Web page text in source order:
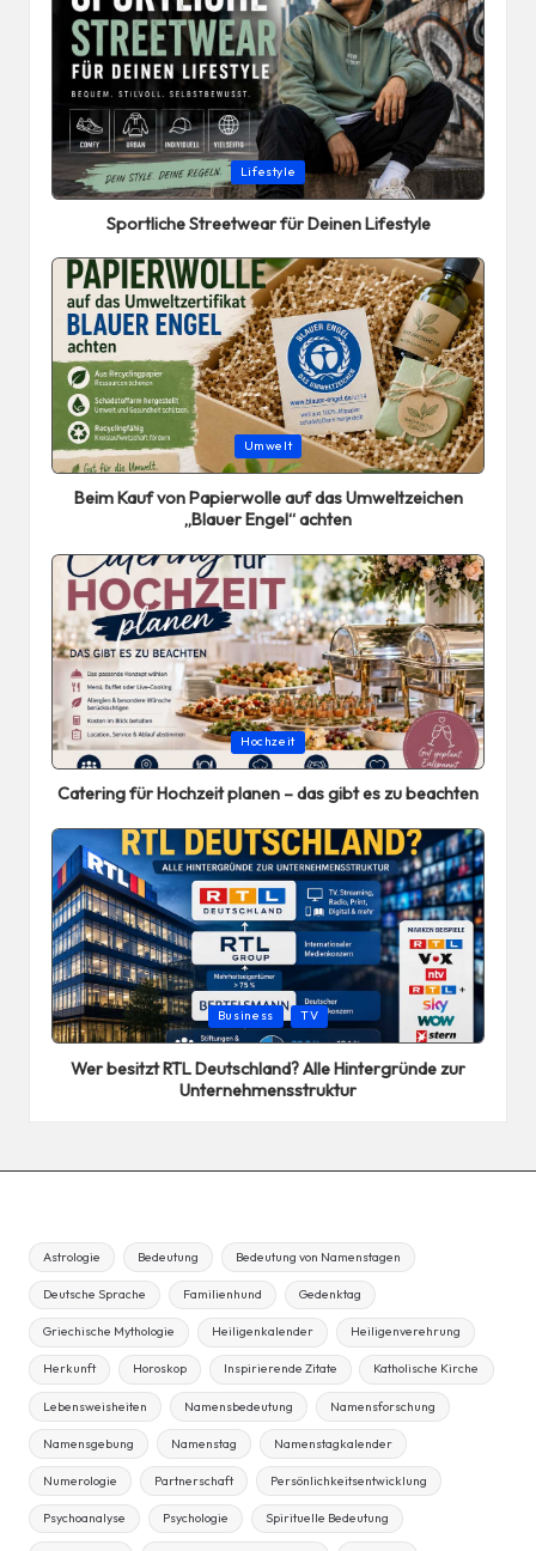
Posted
in
Lifestyle
Sportliche Streetwear für Deinen Lifestyle
Posted
in
Umwelt
Beim Kauf von Papierwolle auf das Umweltzeichen
„Blauer Engel“ achten
Posted
in
Hochzeit
Catering für Hochzeit planen – das gibt es zu beachten
Posted
in
Business TV
Wer besitzt RTL Deutschland? Alle Hintergründe zur
Unternehmensstruktur
Astrologie Bedeutung Bedeutung von Namenstagen
Deutsche Sprache Familienhund Gedenktag
Griechische Mythologie Heiligenkalender Heiligenverehrung
Herkunft Horoskop Inspirierende Zitate Katholische Kirche
Lebensweisheiten Namensbedeutung Namensforschung
Namensgebung Namenstag Namenstagkalender
Numerologie Partnerschaft Persönlichkeitsentwicklung
Psychoanalyse Psychologie Spirituelle Bedeutung